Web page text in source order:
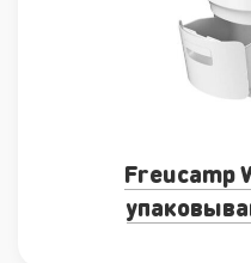
Freucamp